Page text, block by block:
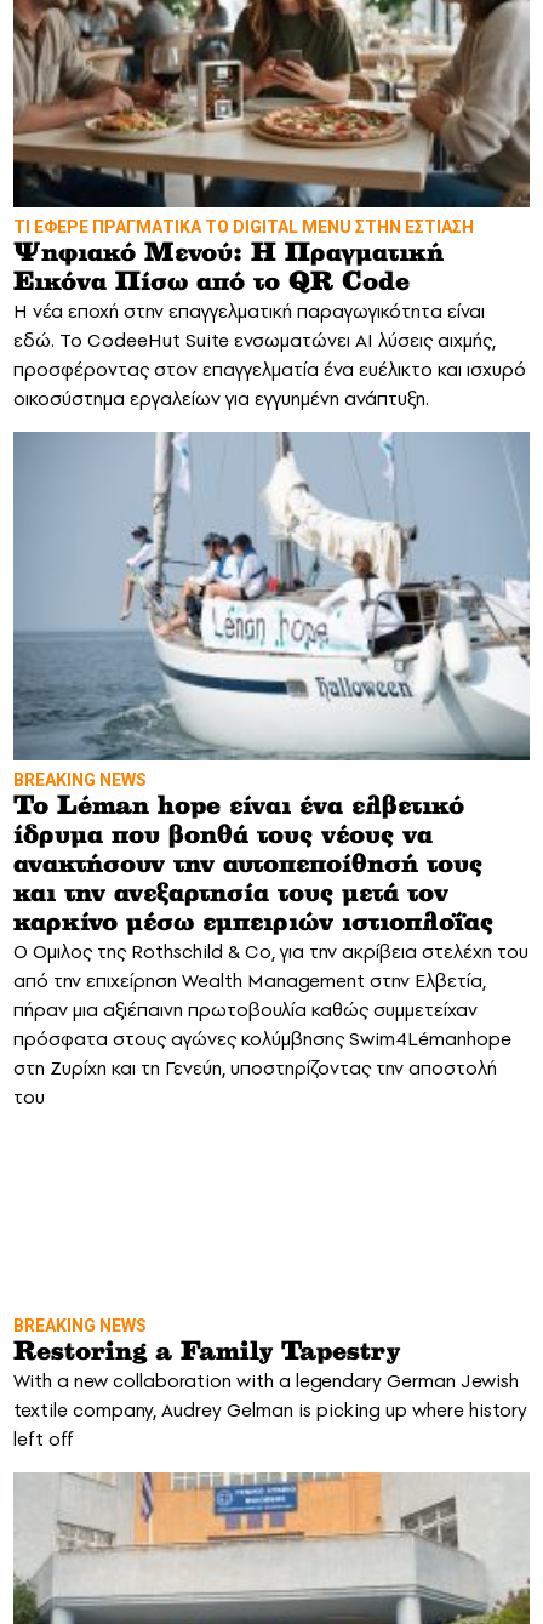
ΤΙ ΕΦΕΡΕ ΠΡΑΓΜΑΤΙΚΑ ΤΟ DIGITAL MENU ΣΤΗΝ ΕΣΤΙΑΣΗ
Ψηφιακό Μενού: Η Πραγματική
Εικόνα Πίσω από το QR Code
Η νέα εποχή στην επαγγελματική παραγωγικότητα είναι
εδώ. Το CodeeΗut Suite ενσωματώνει AI λύσεις αιχμής,
προσφέροντας στον επαγγελματία ένα ευέλικτο και ισχυρό
οικοσύστημα εργαλείων για εγγυημένη ανάπτυξη.
BREAKING NEWS
Το Léman hope είναι ένα ελβετικό
ίδρυμα που βοηθά τους νέους να
ανακτήσουν την αυτοπεποίθησή τους
και την ανεξαρτησία τους μετά τον
καρκίνο μέσω εμπειριών ιστιοπλοΐας
Ο Ομιλος της Rothschild & Co, για την ακρίβεια στελέχη του
από την επιχείρηση Wealth Management στην Ελβετία,
πήραν μια αξιέπαινη πρωτοβουλία καθώς συμμετείχαν
πρόσφατα στους αγώνες κολύμβησης Swim4Lémanhope
στη Ζυρίχη και τη Γενεύη, υποστηρίζοντας την αποστολή
του
BREAKING NEWS
Restoring a Family Tapestry
With a new collaboration with a legendary German Jewish
textile company, Audrey Gelman is picking up where history
left off